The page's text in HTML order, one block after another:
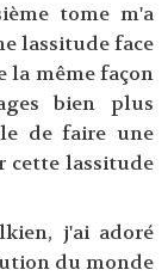
tome m'a
lassitude face
la même façon
bien plus
de faire une
cette lassitude
j'ai adoré
du monde